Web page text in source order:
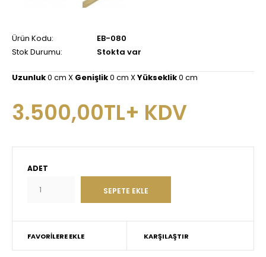
Ürün Kodu:
EB-080
Stok Durumu:
Stokta var
Uzunluk0 cm X Genişlik0 cm XYükseklik0 cm
3.500,00TL+ KDV
ADET
FAVORILERE EKLE KARŞILAŞTIR